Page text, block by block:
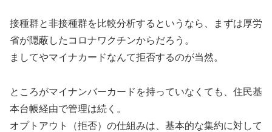
接種群と非接種群を比較分析するというなら、まずは厚労
省が隠蔽したコロナワクチンからだろう。
ましてやマイナカードなんて拒否するのが当然。
ところがマイナンバーカードを持っていなくても、住民基
本台帳経由で管理は続く。
オプトアウト（拒否）の仕組みは、基本的な集約に対して